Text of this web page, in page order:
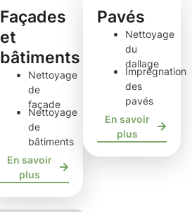
Façades
et
bâtiments
Nettoyage
de
façade
Nettoyage
de
bâtiments
En savoir
plus
Pavés
Nettoyage
du
dallage
Imprégnation
des
pavés
En savoir
plus